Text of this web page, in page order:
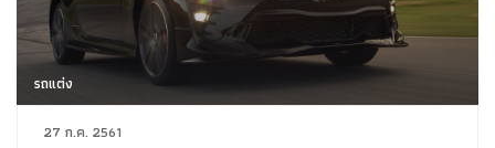
รถแต่ง
27 ก.ค. 2561